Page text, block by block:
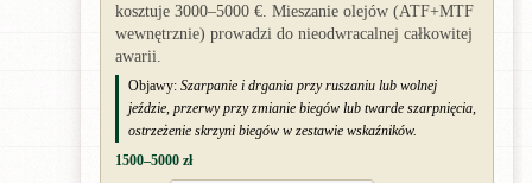
kosztuje 3000–5000 €. Mieszanie olejów (ATF+MTF
wewnętrznie) prowadzi do nieodwracalnej całkowitej
awarii.
Objawy: Szarpanie i drgania przy ruszaniu lub wolnej
jeździe, przerwy przy zmianie biegów lub twarde szarpnięcia,
ostrzeżenie skrzyni biegów w zestawie wskaźników.
1500–5000 zł